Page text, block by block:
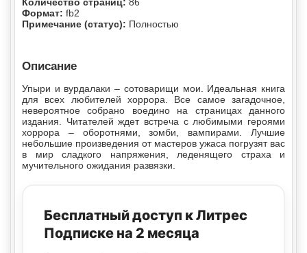
Формат: fb2
Примечание (статус): Полностью
Описание
Упыри и вурдалаки – сотоварищи мои. Идеальная книга
для всех любителей хоррора. Все самое загадочное,
невероятное собрано воедино на страницах данного
издания. Читателей ждет встреча с любимыми героями
хоррора – оборотнями, зомби, вампирами. Лучшие
небольшие произведения от мастеров ужаса погрузят вас
в мир сладкого напряжения, леденящего страха и
мучительного ожидания развязки.
Бесплатный доступ к Литрес
Подписке на 2 месяца